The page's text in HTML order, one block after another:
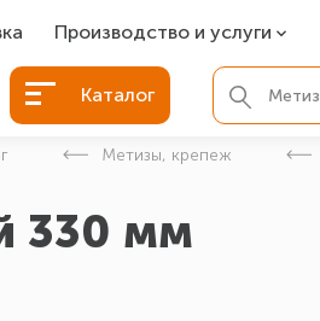
Производство и услуги
Болты БСР
Болты для фундамента
Закладные детали
Каталог
Метизы, крепеж
330 мм